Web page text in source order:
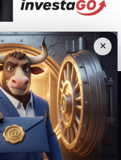
×
na internetových stránkách
dostupných a důvěryhodných zdrojů. Při
péčí a cílem poskytovat čtenářům
Obsah internetových stránek
vzdělávacím účelům. Nepředstavuje
poradenství ani nabídku či výzvu
nástrojů. Veškeré názory, odhady,